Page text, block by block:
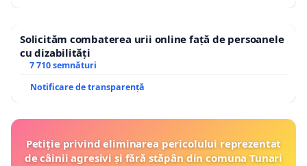
Solicităm combaterea urii online față de persoanele
cu dizabilități
7 710 semnături
Notificare de transparență
Petiție privind eliminarea pericolului reprezentat
de câinii agresivi și fără stăpân din comuna Tunari